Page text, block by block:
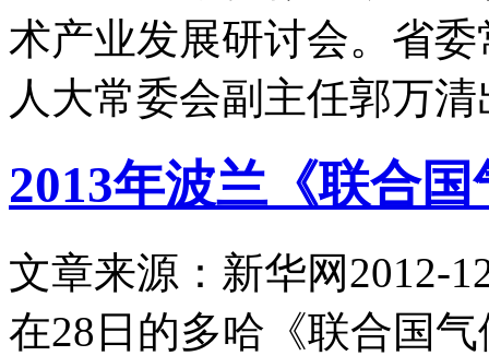
术产业发展研讨会。省
人大常委会副主任郭万
2013年波兰《联合
文章来源：新华网2012-
在28日的多哈《联合国